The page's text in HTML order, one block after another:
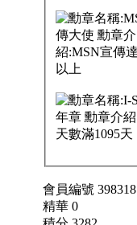
會員編號 398318
精華 0